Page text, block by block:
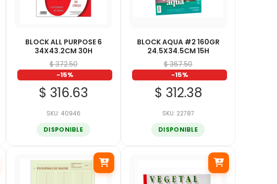
BLOCK ALL PURPOSE 6
34X43.2CM 30H
$ 372.50
-15%
$ 316.63
SKU: 40946
DISPONIBLE
BLOCK AQUA #2 160GR
24.5X34.5CM 15H
$ 367.50
-15%
$ 312.38
SKU: 22787
DISPONIBLE